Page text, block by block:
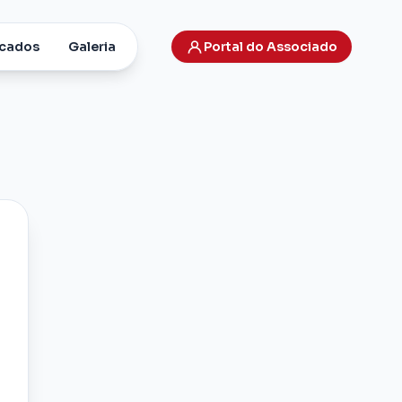
Galeria Portal do Associado